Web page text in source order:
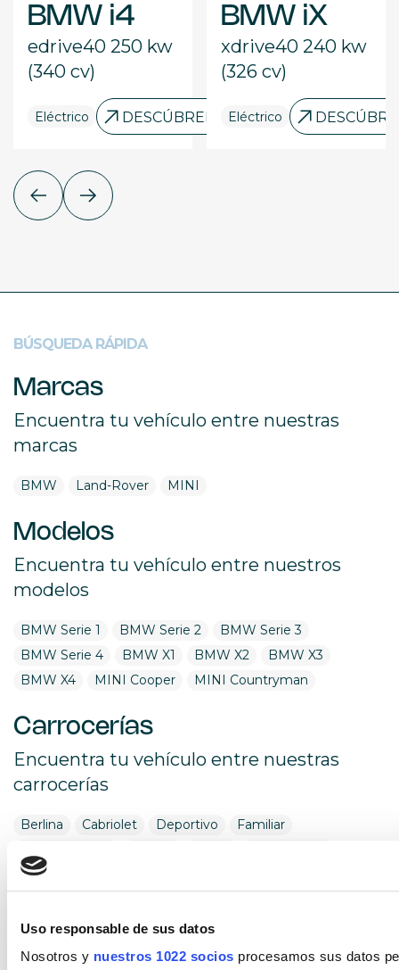
Uso responsable de sus datos
Nosotros y nuestros 1022 socios procesamos sus datos
BMW i4
edrive40 250 kw
(340 cv)
Eléctrico DESCÚBRELO
BMW iX
xdrive40 240 kw
(326 cv)
Eléctrico
BÚSQUEDA RÁPIDA
Marcas
Encuentra tu vehículo entre nuestras
marcas
BMW Land-Rover MINI
Modelos
Encuentra tu vehículo entre nuestros
modelos
BMW Serie 1 BMW Serie 2
BMW Serie 3
BMW Serie 4
BMW X1 BMW X2
BMW X3
BMW X4
MINI Cooper MINI Countryman
Carrocerías
Encuentra tu vehículo entre nuestras
carrocerías
Berlina Cabriolet Deportivo
Familiar
Utilitario
Combustible
Encuentra tu vehículo por combustible